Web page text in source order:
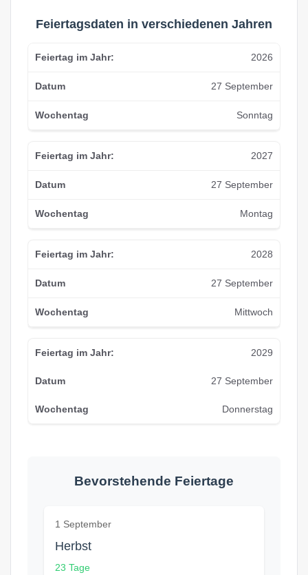
Feiertagsdaten in verschiedenen Jahren
2026
27 September
Sonntag
2027
27 September
Montag
2028
27 September
Mittwoch
2029
27 September
Donnerstag
Bevorstehende Feiertage
1 September
Herbst
23 Tage